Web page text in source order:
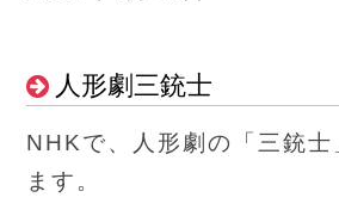
人形劇三銃士
NHKで、人形劇の「三銃士
ます。